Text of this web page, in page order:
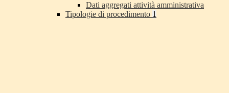
Dati aggregati attività amministrativa
Tipologie di procedimento 1